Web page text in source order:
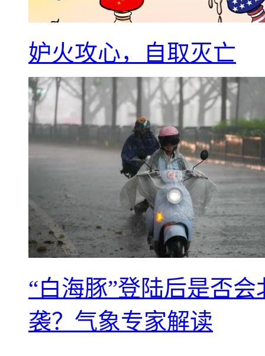
妒火攻心，自取灭亡
“白海豚”登陆后是否
袭？气象专家解读